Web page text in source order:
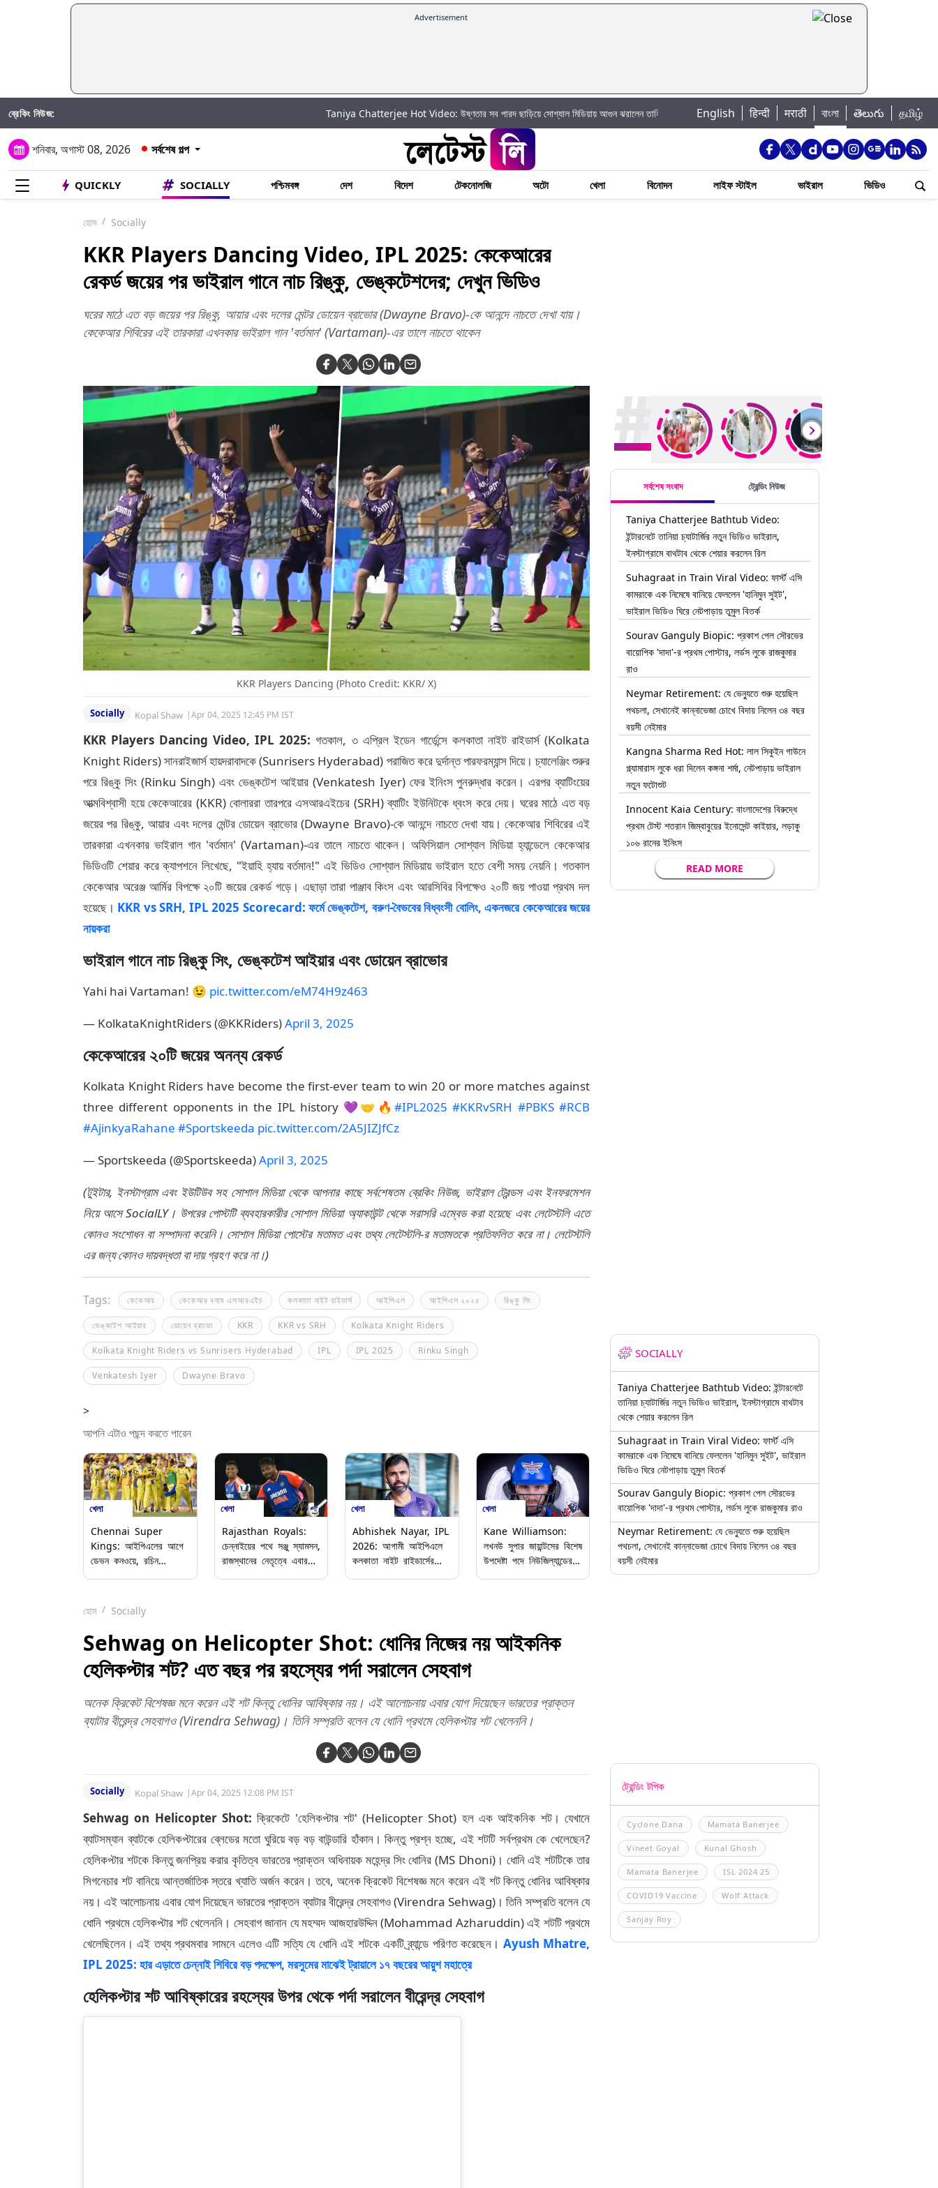
Advertisement
ব্রেকিং নিউজ: Taniya Chatterjee Hot Video: উষ্ণতার সব পারদ ছাড়িয়ে সোশ্যাল মিডিয়ায় আগুন ঝরালেন তানিয়া চ্যাটার্জি|Jannat Toha Hot Video: জান্নাত তোহার নতুন ইনস্টা পোস্ট দেখে হৃদয় গলল
English हिन्दी मराठी বাংলা తెలుగు தமிழ்
শনিবার, অগাস্ট 08, 2026 সর্বশেষ গল্প
QUICKLY SOCIALLY পশ্চিমবঙ্গ দেশ বিদেশ টেকনোলজি অটো খেলা বিনোদন লাইফ স্টাইল ভাইরাল ভিডিও
হোম Socially
KKR Players Dancing Video, IPL 2025: কেকেআরের
রেকর্ড জয়ের পর ভাইরাল গানে নাচ রিঙ্কু, ভেঙ্কটেশদের; দেখুন ভিডিও
ঘরের মাঠে এত বড় জয়ের পর রিঙ্কু, আয়ার এবং দলের মেন্টর ডোয়েন ব্রাভোর (Dwayne Bravo)-কে আনন্দে নাচতে দেখা যায়।
কেকেআর শিবিরের এই তারকারা এখনকার ভাইরাল গান 'বর্তমান' (Vartaman)-এর তালে নাচতে থাকেন
KKR Players Dancing (Photo Credit: KKR/ X)
Socially Kopal Shaw |Apr 04, 2025 12:45 PM IST
KKR Players Dancing Video, IPL 2025: গতকাল, ৩ এপ্রিল ইডেন গার্ডেন্সে কলকাতা নাইট রাইডার্স (Kolkata
Knight Riders) সানরাইজার্স হায়দরাবাদকে (Sunrisers Hyderabad) পরাজিত করে দুর্দান্ত পারফরম্যান্স দিয়ে। চ্যালেঞ্জিং শুরুর
পরে রিঙ্কু সিং (Rinku Singh) এবং ভেঙ্কটেশ আইয়ার (Venkatesh Iyer) ফের ইনিংস পুনরুদ্ধার করেন। এরপর ব্যাটিংয়ের
আত্মবিশ্বাসী হয়ে কেকেআরের (KKR) বোলাররা তারপরে এসআরএইচের (SRH) ব্যাটিং ইউনিটকে ধ্বংস করে দেয়। ঘরের মাঠে এত বড়
জয়ের পর রিঙ্কু, আয়ার এবং দলের মেন্টর ডোয়েন ব্রাভোর (Dwayne Bravo)-কে আনন্দে নাচতে দেখা যায়। কেকেআর শিবিরের এই
তারকারা এখনকার ভাইরাল গান 'বর্তমান' (Vartaman)-এর তালে নাচতে থাকেন। অফিসিয়াল সোশ্যাল মিডিয়া হ্যান্ডেলে কেকেআর
ভিডিওটি শেয়ার করে ক্যাপশনে লিখেছে, "ইয়াহি হ্যায় বর্তমান!" এই ভিডিও সোশ্যাল মিডিয়ায় ভাইরাল হতে বেশী সময় নেয়নি। গতকাল
কেকেআর অরেঞ্জ আর্মির বিপক্ষে ২০টি জয়ের রেকর্ড গড়ে। এছাড়া তারা পাঞ্জাব কিংস এবং আরসিবির বিপক্ষেও ২০টি জয় পাওয়া প্রথম দল
হয়েছে। KKR vs SRH, IPL 2025 Scorecard: ফর্মে ভেঙ্কটেশ, বরুণ-বৈভবের বিধ্বংসী বোলিং, একনজরে কেকেআরের জয়ের
নায়করা
ভাইরাল গানে নাচ রিঙ্কু সিং, ভেঙ্কটেশ আইয়ার এবং ডোয়েন ব্রাভোর
Yahi hai Vartaman! 😉 pic.twitter.com/eM74H9z463
— KolkataKnightRiders (@KKRiders)April 3, 2025
কেকেআরের ২০টি জয়ের অনন্য রেকর্ড
Kolkata Knight Riders have become the first-ever team to win 20 or more matches against
three different opponents in the IPL history 💜🤝🔥#IPL2025 #KKRvSRH #PBKS #RCB
#AjinkyaRahane #Sportskeeda pic.twitter.com/2A5JIZJfCz
— Sportskeeda (@Sportskeeda)April 3, 2025
(টুইটার, ইনস্টাগ্রাম এবং ইউটিউব সহ সোশাল মিডিয়া থেকে আপনার কাছে সর্বশেষতম ব্রেকিং নিউজ, ভাইরাল ট্রেন্ডস এবং ইনফরমেশন
নিয়ে আসে SocialLY। উপরের পোস্টটি ব্যবহারকারীর সোশাল মিডিয়া অ্যাকাউন্ট থেকে সরাসরি এম্বেড করা হয়েছে এবং লেটেস্টলি এতে
কোনও সংশোধন বা সম্পাদনা করেনি। সোশাল মিডিয়া পোস্টের মতামত এবং তথ্য লেটেস্টলি-র মতামতকে প্রতিফলিত করে না। লেটেস্টলি
এর জন্য কোনও দায়বদ্ধতা বা দায় গ্রহণ করে না।)
Tags: কেকেআর কেকেআর বনাম এসআরএইচ কলকাতা নাইট রাইডার্স আইপিএল আইপিএল ২০২৫ রিঙ্কু সিং
ভেঙ্কটেশ আইয়ার ডোয়েন ব্রাভো KKR KKR vs SRH Kolkata Knight Riders
Kolkata Knight Riders vs Sunrisers Hyderabad IPL IPL 2025 Rinku Singh
Venkatesh Iyer Dwayne Bravo
>
আপনি এটাও পছন্দ করতে পারেন
খেলা
Chennai Super
Kings: আইপিএলের আগে
ডেভন কনওয়ে, রচিন
খেলা
Rajasthan Royals:
চেন্নাইয়ের পথে সঞ্জু স্যামসন,
রাজস্থানের নেতৃত্বে এবার
খেলা
Abhishek Nayar, IPL
2026: আগামী আইপিএলে
কলকাতা নাইট রাইডার্সের
খেলা
Kane Williamson:
লখনউ সুপার জায়ান্টসের বিশেষ
উপদেষ্টা পদে নিউজিল্যান্ডের
হোম Socially
Sehwag on Helicopter Shot: ধোনির নিজের নয় আইকনিক
হেলিকপ্টার শট? এত বছর পর রহস্যের পর্দা সরালেন সেহবাগ
অনেক ক্রিকেট বিশেষজ্ঞ মনে করেন এই শট কিন্তু ধোনির আবিষ্কার নয়। এই আলোচনায় এবার যোগ দিয়েছেন ভারতের প্রাক্তন
ব্যাটার বীরেন্দ্র সেহবাগও (Virendra Sehwag)। তিনি সম্প্রতি বলেন যে ধোনি প্রথমে হেলিকপ্টার শট খেলেননি।
Socially Kopal Shaw |Apr 04, 2025 12:08 PM IST
Sehwag on Helicopter Shot: ক্রিকেটে 'হেলিকপ্টার শট' (Helicopter Shot) হল এক আইকনিক শট। যেখানে
ব্যাটসম্যান ব্যাটকে হেলিকপ্টারের ব্লেডের মতো ঘুরিয়ে বড় বড় বাউন্ডারি হাঁকান। কিন্তু প্রশ্ন হচ্ছে, এই শটটি সর্বপ্রথম কে খেলেছেন?
হেলিকপ্টার শটকে কিন্তু জনপ্রিয় করার কৃতিত্ব ভারতের প্রাক্তন অধিনায়ক মহেন্দ্র সিং ধোনির (MS Dhoni)। ধোনি এই শটটিকে তার
সিগনেচার শট বানিয়ে আন্তর্জাতিক স্তরে খ্যাতি অর্জন করেন। তবে, অনেক ক্রিকেট বিশেষজ্ঞ মনে করেন এই শট কিন্তু ধোনির আবিষ্কার
নয়। এই আলোচনায় এবার যোগ দিয়েছেন ভারতের প্রাক্তন ব্যাটার বীরেন্দ্র সেহবাগও (Virendra Sehwag)। তিনি সম্প্রতি বলেন যে
ধোনি প্রথমে হেলিকপ্টার শট খেলেননি। সেহবাগ জানান যে মহম্মদ আজহারউদ্দিন (Mohammad Azharuddin) এই শটটি প্রথমে
খেলেছিলেন। এই তথ্য প্রথমবার সামনে এলেও এটি সত্যি যে ধোনি এই শটকে একটি ব্র্যান্ডে পরিণত করেছেন। Ayush Mhatre,
IPL 2025: হার এড়াতে চেন্নাই শিবিরে বড় পদক্ষেপ, মরসুমের মাঝেই ট্রায়ালে ১৭ বছরের আয়ুশ মহাত্রে
হেলিকপ্টার শট আবিষ্কারের রহস্যের উপর থেকে পর্দা সরালেন বীরেন্দ্র সেহবাগ
সর্বশেষ সংবাদ ট্রেন্ডিং নিউজ
Taniya Chatterjee Bathtub Video:
ইন্টারনেটে তানিয়া চ্যাটার্জির নতুন ভিডিও ভাইরাল,
ইনস্টাগ্রামে বাথটাব থেকে শেয়ার করলেন রিল
Suhagraat in Train Viral Video: ফার্স্ট এসি
কামরাকে এক নিমেষে বানিয়ে ফেললেন 'হানিমুন সুইট',
ভাইরাল ভিডিও ঘিরে নেটপাড়ায় তুমুল বিতর্ক
Sourav Ganguly Biopic: প্রকাশ পেল সৌরভের
বায়োপিক 'দাদা'-র প্রথম পোস্টার, লর্ডস লুকে রাজকুমার
রাও
Neymar Retirement: যে ভেন্যুতে শুরু হয়েছিল
পথচলা, সেখানেই কান্নাভেজা চোখে বিদায় নিলেন ৩৪ বছর
বয়সী নেইমার
Kangna Sharma Red Hot: লাল সিকুইন গাউনে
গ্ল্যামারাস লুকে ধরা দিলেন কঙ্গনা শর্মা, নেটপাড়ায় ভাইরাল
নতুন ফটোশুট
Innocent Kaia Century: বাংলাদেশের বিরুদ্ধে
প্রথম টেস্ট শতরান জিম্বাবুয়ের ইনোসেন্ট কাইয়ার, লড়াকু
১০৬ রানের ইনিংস
READ MORE
SOCIALLY
Taniya Chatterjee Bathtub Video: ইন্টারনেটে
তানিয়া চ্যাটার্জির নতুন ভিডিও ভাইরাল, ইনস্টাগ্রামে বাথটাব
থেকে শেয়ার করলেন রিল
Suhagraat in Train Viral Video: ফার্স্ট এসি
কামরাকে এক নিমেষে বানিয়ে ফেললেন 'হানিমুন সুইট', ভাইরাল
ভিডিও ঘিরে নেটপাড়ায় তুমুল বিতর্ক
Sourav Ganguly Biopic: প্রকাশ পেল সৌরভের
বায়োপিক 'দাদা'-র প্রথম পোস্টার, লর্ডস লুকে রাজকুমার রাও
Neymar Retirement: যে ভেন্যুতে শুরু হয়েছিল
পথচলা, সেখানেই কান্নাভেজা চোখে বিদায় নিলেন ৩৪ বছর
বয়সী নেইমার
ট্রেন্ডিং টপিক
Cyclone Dana Mamata Banerjee
Vineet Goyal Kunal Ghosh
Mamata Banerjee ISL 2024 25
COVID19 Vaccine Wolf Attack
Sanjay Roy